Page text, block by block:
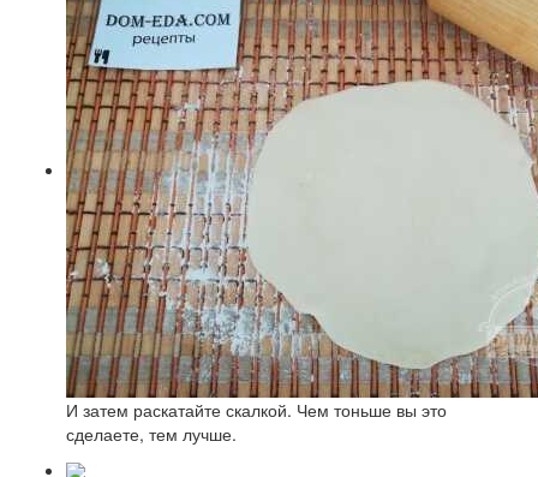
И затем раскатайте скалкой. Чем тоньше вы это
сделаете, тем лучше.